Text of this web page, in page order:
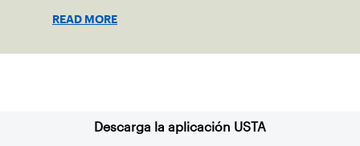
READ MORE
Descarga la aplicación USTA